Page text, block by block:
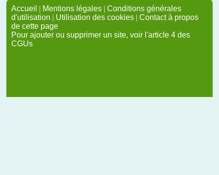
Accueil | Mentions légales | Conditions générales
d'utilisation | Utilisation des cookies | Contact à propos
de cette page
Pour ajouter ou supprimer un site, voir l'article 4 des
CGUs